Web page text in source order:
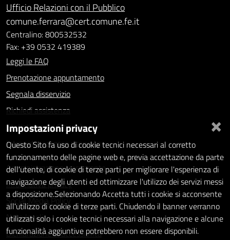
Ufficio Relazioni con il Pubblico
comune.ferrara@cert.comune.fe.it
Centralino: 800532532
Fax: +39 0532 419389
Leggi le FAQ
Prenotazione appuntamento
Segnala disservizio
Richiedi assistenza
Statistiche dei Siti web
Intranet - accesso riservato
Amministrazione trasparente
Informativa privacy
Social Media Policy
Note legali
Dichiarazione di accessibilità
×
Impostazioni privacy
Questo Sito fa uso di cookie tecnici necessari al corretto
funzionamento delle pagine web e, previa accettazione da parte
dell'utente, di cookie di terze parti per migliorare l'esperienza di
navigazione degli utenti ed ottimizzare l'utilizzo dei servizi messi
a disposizione.Selezionando Accetta tutti i cookie si acconsente
all'utilizzo di cookie di terze parti. Chiudendo il banner verranno
utilizzati solo i cookie tecnici necessari alla navigazione e alcune
funzionalità aggiuntive potrebbero non essere disponibili.